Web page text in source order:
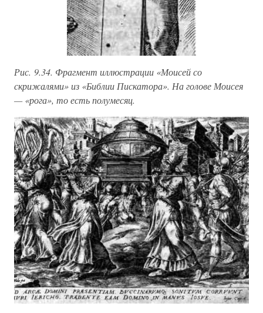
Рис. 9.34. Фрагмент иллюстрации «Моисей со
скрижалями» из «Библии Пискатора». На голове Моисея
— «рога», то есть полумесяц.